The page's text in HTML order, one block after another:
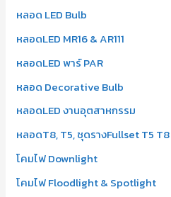
f
o
r
:
หลอด LED Bulb
หลอดLED MR16 & AR111
หลอดLED พาร์ PAR
หลอด Decorative Bulb
หลอดLED งานอุตสาหกรรม
หลอดT8, T5, ชุดรางFullset T5 T8
โคมไฟ Downlight
โคมไฟ Floodlight & Spotlight